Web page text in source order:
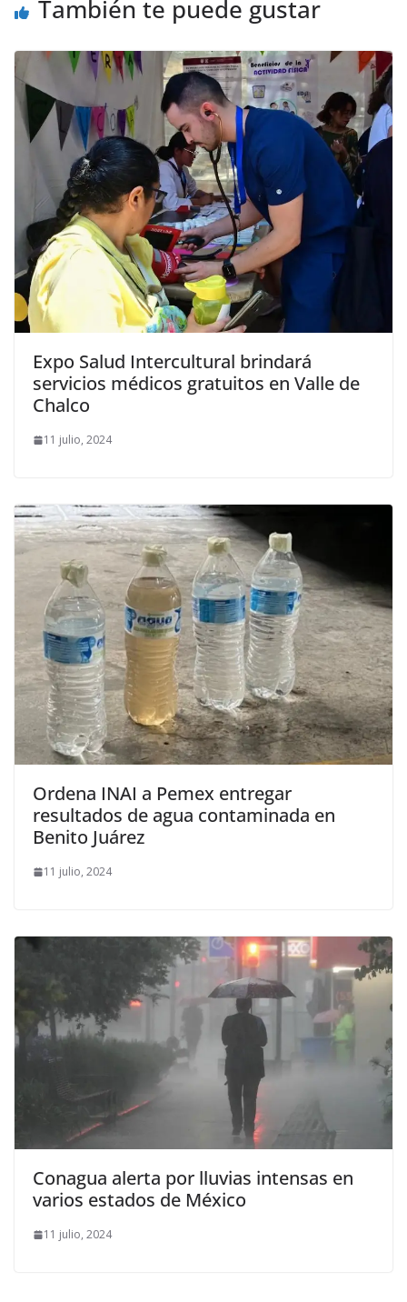
También te puede gustar
Expo Salud Intercultural brindará
servicios médicos gratuitos en Valle de
Chalco
11 julio, 2024
Ordena INAI a Pemex entregar
resultados de agua contaminada en
Benito Juárez
11 julio, 2024
Conagua alerta por lluvias intensas en
varios estados de México
11 julio, 2024